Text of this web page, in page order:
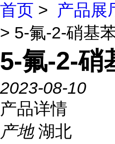
首页 > 产品展
> 5-氟-2-硝基
5-氟-2-硝
2023-08-10
产品详情
产地 湖北